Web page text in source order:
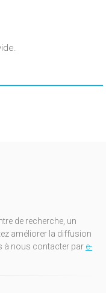
de recherche, un
améliorer la diffusion
à nous contacter par e-